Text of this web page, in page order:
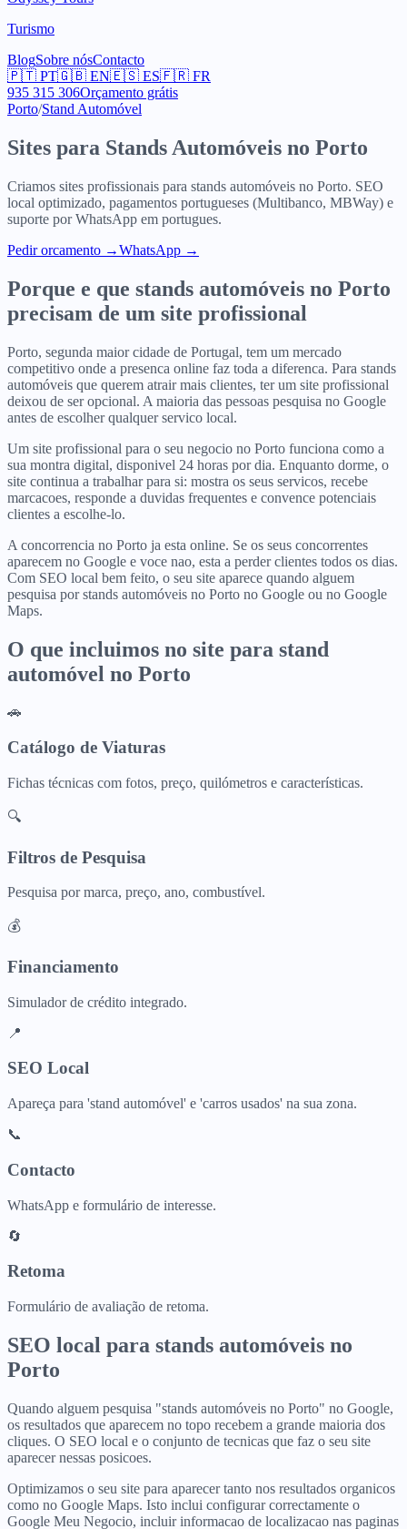
Turismo
BlogSobre nósContacto
🇵🇹 PT🇬🇧 EN🇪🇸 ES🇫🇷 FR
935 315 306Orçamento grátis
Porto/Stand Automóvel
Sites para Stands Automóveis no Porto
Criamos sites profissionais para stands automóveis no Porto. SEO
local optimizado, pagamentos portugueses (Multibanco, MBWay) e
suporte por WhatsApp em portugues.
Pedir orcamento →WhatsApp →
Porque e que stands automóveis no Porto
precisam de um site profissional
Porto, segunda maior cidade de Portugal, tem um mercado
competitivo onde a presenca online faz toda a diferenca. Para stands
automóveis que querem atrair mais clientes, ter um site profissional
deixou de ser opcional. A maioria das pessoas pesquisa no Google
antes de escolher qualquer servico local.
Um site profissional para o seu negocio no Porto funciona como a
sua montra digital, disponivel 24 horas por dia. Enquanto dorme, o
site continua a trabalhar para si: mostra os seus servicos, recebe
marcacoes, responde a duvidas frequentes e convence potenciais
clientes a escolhe-lo.
A concorrencia no Porto ja esta online. Se os seus concorrentes
aparecem no Google e voce nao, esta a perder clientes todos os dias.
Com SEO local bem feito, o seu site aparece quando alguem
pesquisa por stands automóveis no Porto no Google ou no Google
Maps.
O que incluimos no site para stand
automóvel no Porto
🚗
Catálogo de Viaturas
Fichas técnicas com fotos, preço, quilómetros e características.
🔍
Filtros de Pesquisa
Pesquisa por marca, preço, ano, combustível.
💰
Financiamento
Simulador de crédito integrado.
📍
SEO Local
Apareça para 'stand automóvel' e 'carros usados' na sua zona.
📞
Contacto
WhatsApp e formulário de interesse.
🔄
Retoma
Formulário de avaliação de retoma.
SEO local para stands automóveis no
Porto
Quando alguem pesquisa "stands automóveis no Porto" no Google,
os resultados que aparecem no topo recebem a grande maioria dos
cliques. O SEO local e o conjunto de tecnicas que faz o seu site
aparecer nessas posicoes.
Optimizamos o seu site para aparecer tanto nos resultados organicos
como no Google Maps. Isto inclui configurar correctamente o
Google Meu Negocio, incluir informacao de localizacao nas paginas